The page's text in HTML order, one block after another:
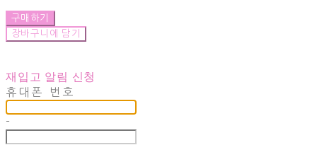
구매하기
장바구니에 담기
재입고 알림 신청
휴대폰 번호
-